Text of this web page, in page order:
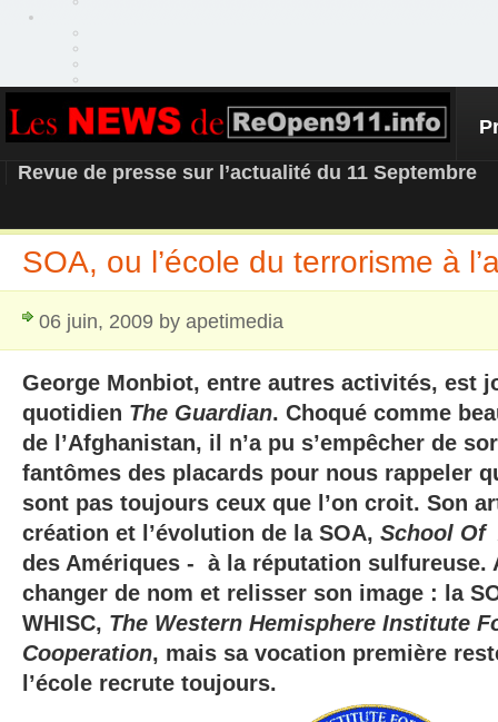
REOPEN911 – NEWS
Revue de presse sur l’actualité du 11 Septembre
SOA, ou l’école du terrorisme à
06 juin, 2009 by apetimedia
George Monbiot, entre autres activités, est
quotidien The Guardian. Choqué comme
de l’Afghanistan, il n’a pu s’empêcher de
fantômes des placards pour nous rappeler
sont pas toujours ceux que l’on croit. Son
création et l’évolution de la SOA, School Of
des Amériques - à la réputation sulfureuse.
changer de nom et relisser son image : la
WHISC, The Western Hemisphere Institute
Cooperation, mais sa vocation première
l’école recrute toujours.